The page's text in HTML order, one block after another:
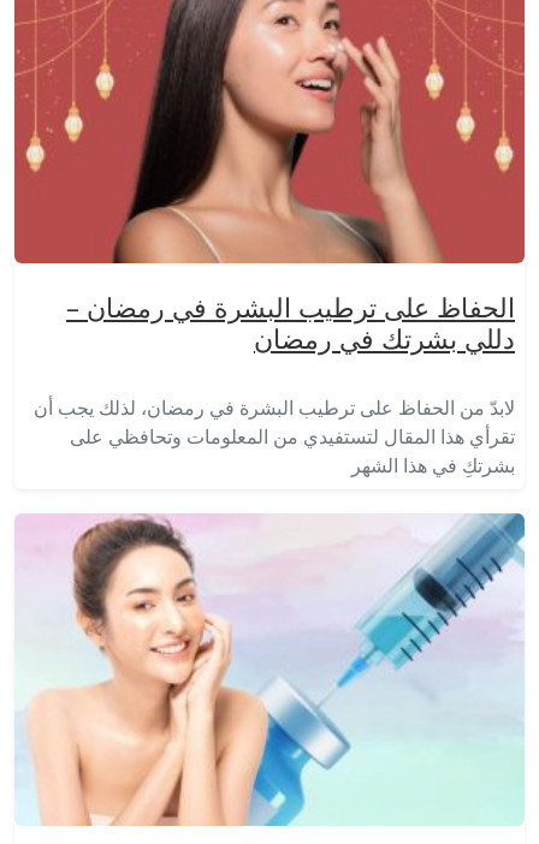
الحفاظ على ترطيب البشرة في رمضان –
دللي بشرتك في رمضان
لابدّ من الحفاظ على ترطيب البشرة في رمضان، لذلك يجب أن
تقرأي هذا المقال لتستفيدي من المعلومات وتحافظي على
بشرتكِ في هذا الشهر